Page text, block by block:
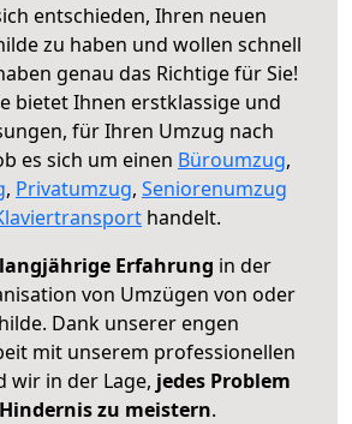
entschieden, Ihren neuen
zu haben und wollen schnell
genau das Richtige für Sie!
bietet Ihnen erstklassige und
für Ihren Umzug nach
es sich um einen Büroumzug,
, Privatumzug, Seniorenumzug
handelt.
Erfahrung in der
von Umzügen von oder
Dank unserer engen
mit unserem professionellen
wir in der Lage, jedes Problem
zu meistern.